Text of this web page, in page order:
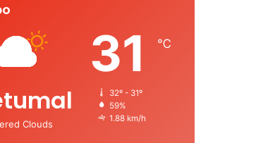
Clouds
31 ℃
32º - 31º
59%
1.88 km/h